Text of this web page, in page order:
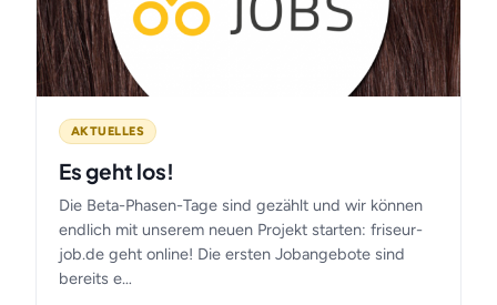
AKTUELLES
Es geht los!
Die Beta-Phasen-Tage sind gezählt und wir können
endlich mit unserem neuen Projekt starten: friseur-
job.de geht online! Die ersten Jobangebote sind
bereits e…